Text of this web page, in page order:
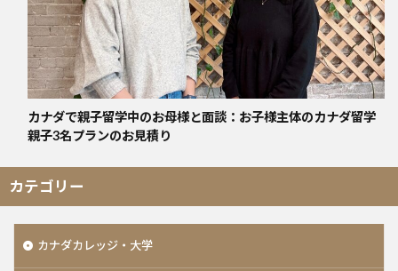
カナダで親子留学中のお母様と面談：お子様主体のカナダ留学
親子3名プランのお見積り
カテゴリー
カナダカレッジ・大学